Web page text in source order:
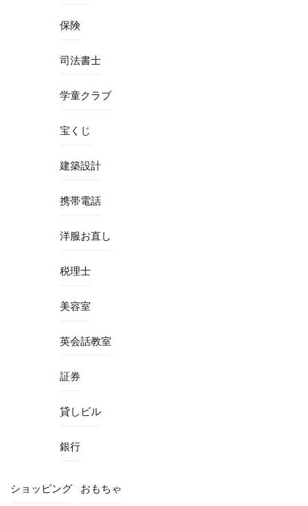
保険
司法書士
学童クラブ
宝くじ
建築設計
携帯電話
洋服お直し
税理士
美容室
英会話教室
証券
貸しビル
銀行
ショッピング おもちゃ